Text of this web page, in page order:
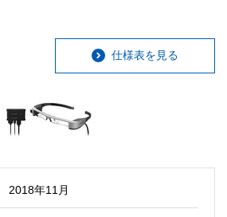
仕様表を見る
2018年11月